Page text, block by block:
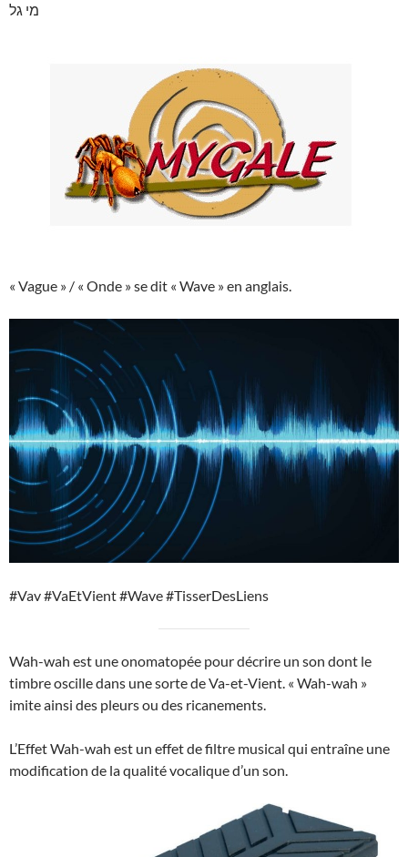
מי גל
« Vague » / « Onde » se dit « Wave » en anglais.
#Vav #VaEtVient #Wave #TisserDesLiens
Wah-wah est une onomatopée pour décrire un son dont le
timbre oscille dans une sorte de Va-et-Vient. « Wah-wah »
imite ainsi des pleurs ou des ricanements.
L’Effet Wah-wah est un effet de filtre musical qui entraîne une
modification de la qualité vocalique d’un son.